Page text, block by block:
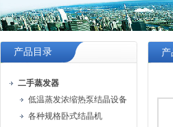
产品目录
二手蒸发器
低温蒸发浓缩热泵结晶设备
各种规格卧式结晶机